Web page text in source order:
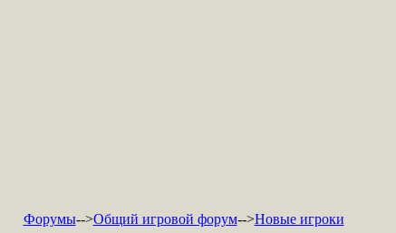
Форумы-->Общий игровой форум-->Новые игроки